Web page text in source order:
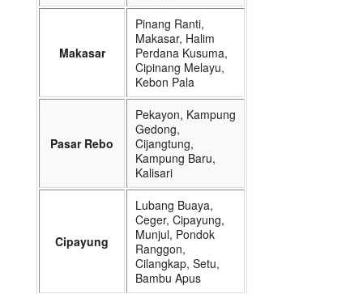
Makasar
Pinang Ranti,
Makasar, Halim
Perdana Kusuma,
Cipinang Melayu,
Kebon Pala
Pasar Rebo
Pekayon, Kampung
Gedong,
Cijangtung,
Kampung Baru,
Kalisari
Cipayung
Lubang Buaya,
Ceger, Cipayung,
Munjul, Pondok
Ranggon,
Cilangkap, Setu,
Bambu Apus